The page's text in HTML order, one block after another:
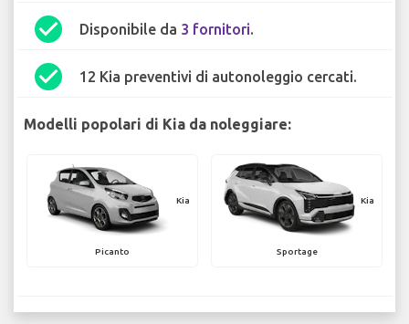
check_circle Disponibile da 3 fornitori.
check_circle 12 Kia preventivi di autonoleggio cercati.
Modelli popolari di Kia da noleggiare:
Kia
Picanto
Kia
Sportage